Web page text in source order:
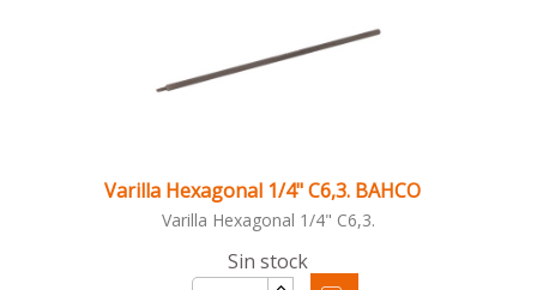
Varilla Hexagonal 1/4" C6,3. BAHCO
Varilla Hexagonal 1/4" C6,3.
Sin stock